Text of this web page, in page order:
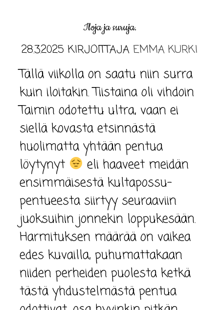
Iloja ja suruja.
28.3.2025 KIRJOITTAJA EMMA KURKI
Tällä viikolla on saatu niin surra
kuin iloitakin. Tiistaina oli vihdoin
Taimin odotettu ultra, vaan ei
siellä kovasta etsinnästä
huolimatta yhtään pentua
löytynyt
eli haaveet meidän
ensimmäisestä kultapossu-
pentueesta siirtyy seuraaviin
juoksuihin jonnekin loppukesään.
Harmituksen määrää on vaikea
edes kuvailla, puhumattakaan
niiden perheiden puolesta ketkä
tästä yhdustelmästä pentua